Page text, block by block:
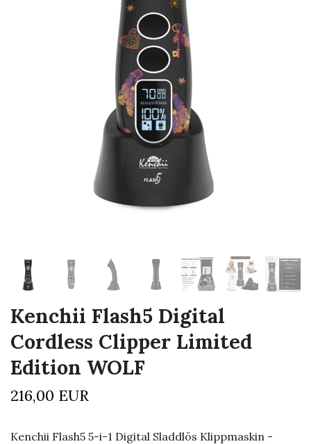
Kenchii Flash5 Digital
Cordless Clipper Limited
Edition WOLF
216,00 EUR
Kenchii Flash5 5-i-1 Digital Sladdlös Klippmaskin -